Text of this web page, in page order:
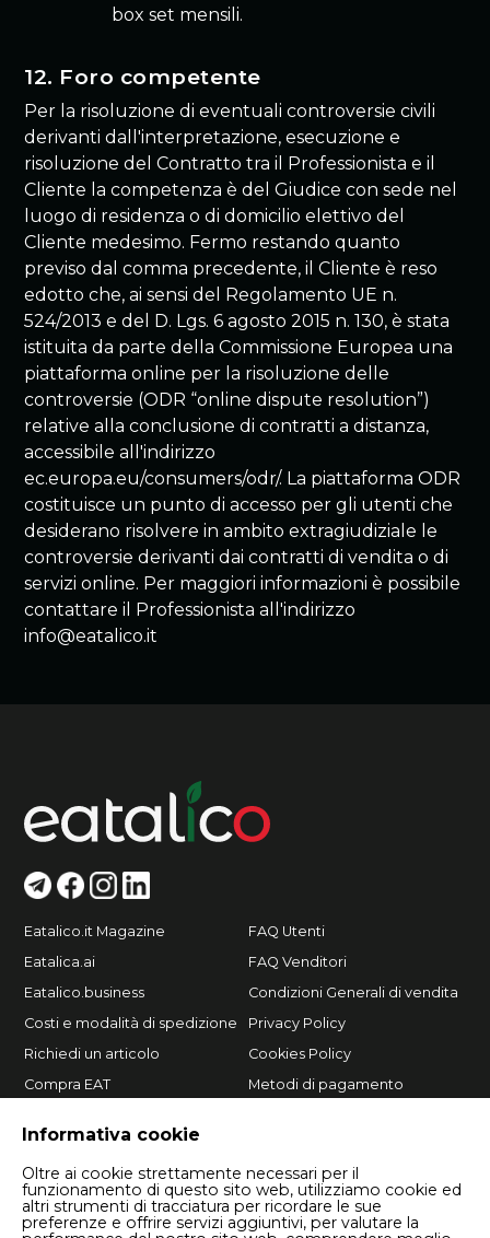
box set mensili.
12. Foro competente
Per la risoluzione di eventuali controversie civili
derivanti dall'interpretazione, esecuzione e
risoluzione del Contratto tra il Professionista e il
Cliente la competenza è del Giudice con sede nel
luogo di residenza o di domicilio elettivo del
Cliente medesimo. Fermo restando quanto
previso dal comma precedente, il Cliente è reso
edotto che, ai sensi del Regolamento UE n.
524/2013 e del D. Lgs. 6 agosto 2015 n. 130, è stata
istituita da parte della Commissione Europea una
piattaforma online per la risoluzione delle
controversie (ODR “online dispute resolution”)
relative alla conclusione di contratti a distanza,
accessibile all'indirizzo
ec.europa.eu/consumers/odr/. La piattaforma ODR
costituisce un punto di accesso per gli utenti che
desiderano risolvere in ambito extragiudiziale le
controversie derivanti dai contratti di vendita o di
servizi online. Per maggiori informazioni è possibile
contattare il Professionista all'indirizzo
info@eatalico.it
Informativa cookie
Oltre ai cookie strettamente necessari per il
funzionamento di questo sito web, utilizziamo cookie ed
altri strumenti di tracciatura per ricordare le sue
preferenze e offrire servizi aggiuntivi, per valutare la
Eatalico.it Magazine
Eatalica.ai
Eatalico.business
Costi e modalità di spedizione
Richiedi un articolo
Compra EAT
FAQ Utenti
FAQ Venditori
Condizioni Generali di vendita
Privacy Policy
Cookies Policy
Metodi di pagamento